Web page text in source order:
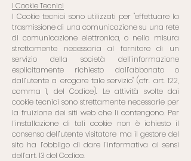
I Cookie Tecnici
I Cookie tecnici sono utilizzati per "effettuare la
trasmissione di una comunicazione su una rete
di comunicazione elettronica, o nella misura
strettamente necessaria al fornitore di un
servizio della società dell’informazione
esplicitamente richiesto dall’abbonato o
dall’utente a erogare tale servizio" (cfr. art. 122,
comma 1, del Codice). Le attività svolte dai
cookie tecnici sono strettamente necessarie per
la fruizione dei siti web che li contengono. Per
l’installazione di tali cookie non è ichiesto il
consenso dell’utente visitatore ma il gestore del
sito ha l’obbligo di dare l’informativa ai sensi
dell’art. 13 del Codice.